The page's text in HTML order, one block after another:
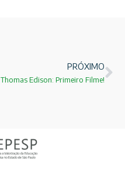
PRÓXIMO
Thomas Edison: Primeiro Filme!